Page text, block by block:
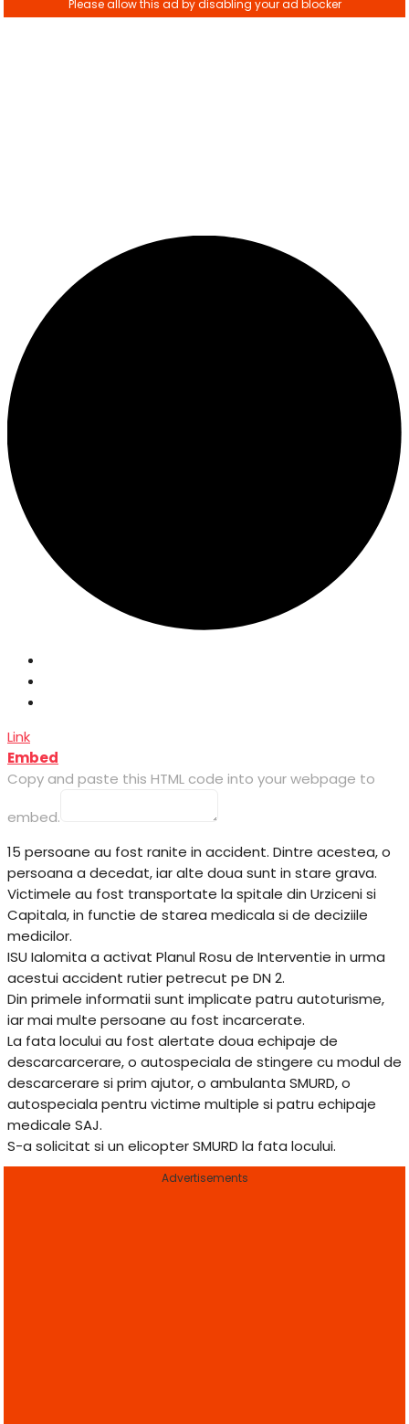
Link
Embed
Copy and paste this HTML code into your webpage to
embed.
15 persoane au fost ranite in accident. Dintre acestea, o
persoana a decedat, iar alte doua sunt in stare grava.
Victimele au fost transportate la spitale din Urziceni si
Capitala, in functie de starea medicala si de deciziile
medicilor.
ISU Ialomita a activat Planul Rosu de Interventie in urma
acestui accident rutier petrecut pe DN 2.
Din primele informatii sunt implicate patru autoturisme,
iar mai multe persoane au fost incarcerate.
La fata locului au fost alertate doua echipaje de
descarcarcerare, o autospeciala de stingere cu modul de
descarcerare si prim ajutor, o ambulanta SMURD, o
autospeciala pentru victime multiple si patru echipaje
medicale SAJ.
S-a solicitat si un elicopter SMURD la fata locului.
Advertisements